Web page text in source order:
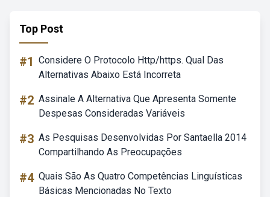
Top Post
#1 Considere O Protocolo Http/https. Qual Das
Alternativas Abaixo Está Incorreta
#2 Assinale A Alternativa Que Apresenta Somente
Despesas Consideradas Variáveis
#3 As Pesquisas Desenvolvidas Por Santaella 2014
Compartilhando As Preocupações
#4 Quais São As Quatro Competências Linguísticas
Básicas Mencionadas No Texto